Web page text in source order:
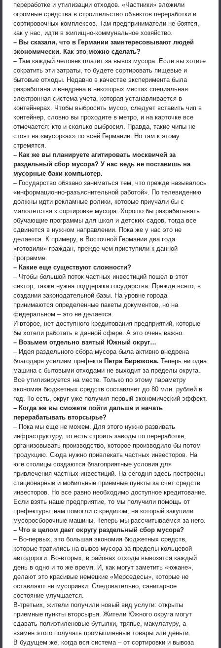
переработке и утилизации отходов. «Частники» вложили
огромные средства в строительство объектов переработки и
сортировочных комплексов. Там предприниматели не боятся,
как у нас, идти в жилищно-коммунальное хозяйство.
– Вы сказали, что в Германии заинтересовывают людей
экономически. Как это можно сделать?
– Там каждый человек платит за вывоз мусора. Если вы хотите
сократить эти затраты, то будете сортировать пищевые и
бытовые отходы. Недавно в качестве эксперимента была
разработана и внедрена в некоторых местах специальная
электронная система учета, которая устанавливается в
контейнерах. Чтобы выбросить мусор, следует вставить чип в
контейнер, словно вы проходите в метро, и на карточке все
отмечается: кто и сколько выбросил. Правда, такие чипы не
стоят на «мусорках» по всей Германии. Но там к этому
стремятся.
– Как же вы планируете агитировать москвичей за
раздельный сбор мусора? У нас ведь не поставишь на
мусорные баки компьютер.
– Государство обязано заниматься тем, что прежде называлось
«информационно-разъяснительной работой». По телевидению
должны идти рекламные ролики, которые приучали бы с
малолетства к сортировке мусора. Хорошо бы разрабатывать
обучающие программы для школ и детских садов, тогда все
сдвинется в нужном направлении. Пока же у нас это не
делается. К примеру, в Восточной Германии два года
«готовили» граждан, прежде чем приступили к данной
программе.
– Какие еще существуют сложности?
– Чтобы большой поток частных инвестиций пошел в этот
сектор, также нужна поддержка государства. Прежде всего, в
создании законодательной базы. На уровне города
принимаются определенные пакеты документов, но на
федеральном – это не делается.
И второе, нет доступного кредитования предприятий, которые
бы хотели работать в данной сфере. А это очень важно.
– Возьмем отдельно взятый Южный округ…
– Идея раздельного сбора мусора была активно внедрена
благодаря усилиям префекта Петра Бирюкова. Теперь ни одна
машина с бытовыми отходами не выходит за пределы округа.
Все утилизируется на месте. Только по этому параметру
экономия бюджетных средств составляет до 80 млн. рублей в
год. То есть, округ уже получил первый экономический эффект.
– Когда же вы сможете пойти дальше и начать
перерабатывать вторсырье?
– Пока мы еще не можем. Для этого нужно развивать
инфраструктуру, то есть строить заводы по переработке,
организовывать производство, которое производило бы потом
продукцию. Сюда нужно привлекать частных инвесторов. На
юге столицы создаются благоприятные условия для
привлечения частных инвестиций. На сегодня здесь построены
стационарные и мобильные приемные пункты за счет средств
инвесторов. Но все равно необходимо доступное кредитование.
Если взять наше предприятие, то мы получили помощь от
префектуры: нам помогли с кредитом, на который закупили
мусоросборочные машины. Теперь мы рассчитываемся за него.
– Что в целом дает округу раздельный сбор мусора?
– Во-первых, это большая экономия бюджетных средств,
которые тратились на вывоз мусора за пределы кольцевой
автодороги. Во-вторых, в районах отходы вывозятся каждый
день в одно и то же время. И, как могут заметить «южане»,
делают это красивые немецкие «Мерседесы», которые не
оставляют ни мусоринки. Следовательно, санитарное
состояние улучшается.
В-третьих, жители получили новый вид услуги: открыты
приемные пункты вторсырья. Жители Южного округа могут
сдавать полиэтиленовые бутылки, тряпье, макулатуру, а
взамен этого получать промышленные товары или деньги.
В будущем же, когда вся система – от сортировки и вывоза